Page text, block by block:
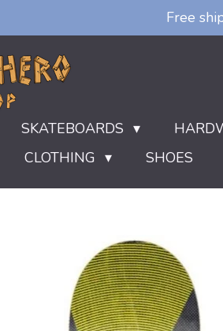
Free
SKATEBOARDS
CLOTHING SHOES